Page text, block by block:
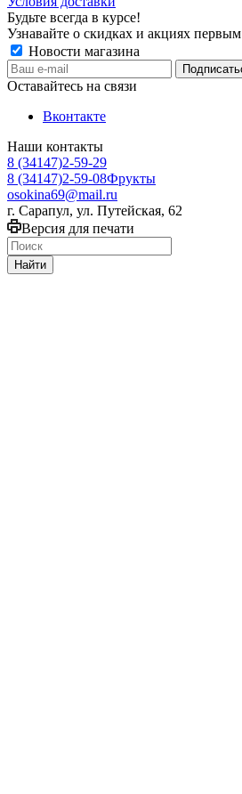
Будьте всегда в курсе!
Узнавайте о скидках и акциях первым
Новости магазина
Оставайтесь на связи
Вконтакте
Наши контакты
8 (34147)2-59-29
8 (34147)2-59-08Фрукты
osokina69@mail.ru
г. Сарапул, ул. Путейская, 62
Версия для печати
Найти